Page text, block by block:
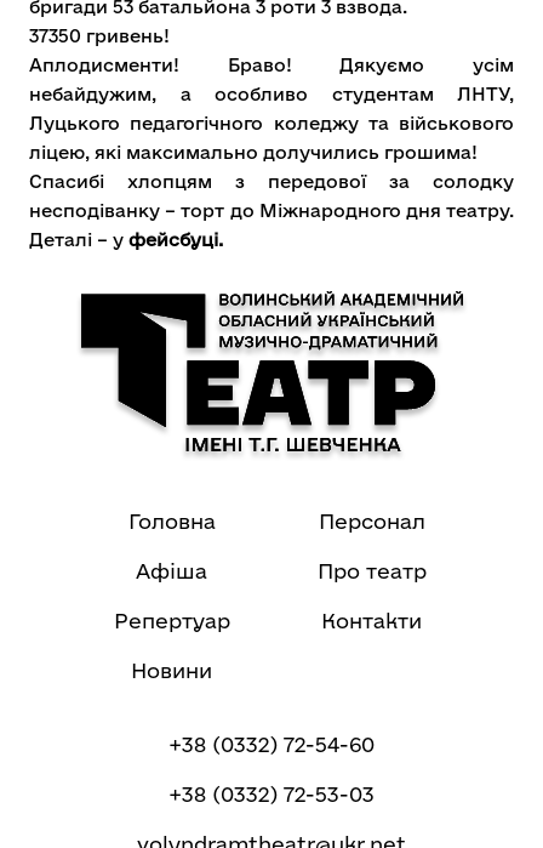
бригади 53 батальйона 3 роти 3 взвода.
37350 гривень!
Аплодисменти! Браво! Дякуємо усім
небайдужим, а особливо студентам ЛНТУ,
Луцького педагогічного коледжу та військового
ліцею, які максимально долучились грошима!
Спасибі хлопцям з передової за солодку
несподіванку – торт до Міжнародного дня театру.
Деталі – у фейсбуці.
Головна
Афіша
Репертуар
Новини
Персонал
Про театр
Контакти
+38 (0332) 72-54-60
+38 (0332) 72-53-03